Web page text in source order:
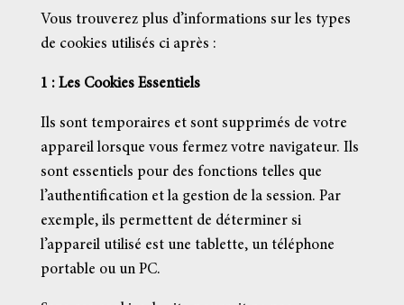
Vous trouverez plus d’informations sur les types
de cookies utilisés ci après :
1 : Les Cookies Essentiels
Ils sont temporaires et sont supprimés de votre
appareil lorsque vous fermez votre navigateur. Ils
sont essentiels pour des fonctions telles que
l’authentification et la gestion de la session. Par
exemple, ils permettent de déterminer si
l’appareil utilisé est une tablette, un téléphone
portable ou un PC.